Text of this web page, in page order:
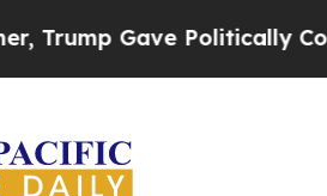
Gave Politically